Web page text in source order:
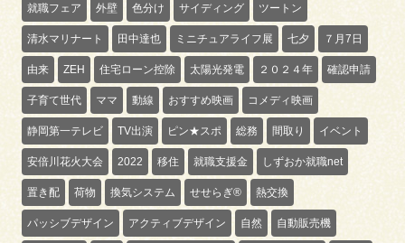
就職フェア 外壁 色分け サイディング ツートン
清水マリナート 田中達也 ミニチュアライフ展 七夕 ７月7日
由来 ZEH 住宅ローン控除 太陽光発電 ２０２４年 確認申請
子育て世代 ママ 動線 おすすめ映画 コメディ映画
静岡第一テレビ TV出演 ピン★スポ 総務 間取り イベント
安倍川花火大会 2022 移住 就職支援金 しずおか就職net
置き配 荷物 換気システム せせらぎ® 熱交換
パッシブデザイン アクティブデザイン 自然 自動販売機